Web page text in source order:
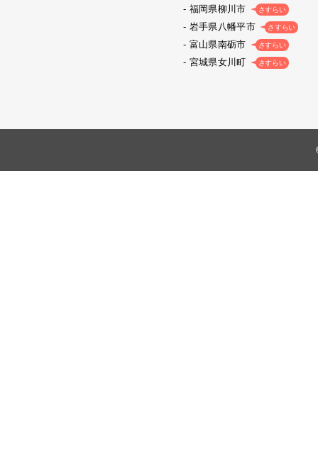
福岡県柳川市 さすらい
岩手県八幡平市 さすらい
富山県南砺市 さすらい
宮城県女川町 さすらい